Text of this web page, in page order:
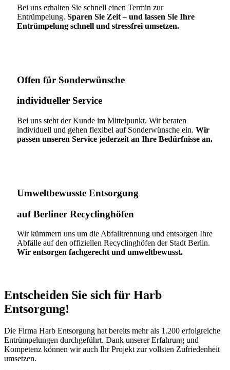
Bei uns erhalten Sie schnell einen Termin zur
Entrümpelung. Sparen Sie Zeit – und lassen Sie Ihre
Entrümpelung schnell und stressfrei umsetzen.
Offen für Sonderwünsche​
individueller Service
Bei uns steht der Kunde im Mittelpunkt. Wir beraten
individuell und gehen flexibel auf Sonderwünsche ein. Wir
passen unseren Service jederzeit an Ihre Bedürfnisse an.
Umweltbewusste Entsorgung
auf Berliner Recyclinghöfen​
Wir kümmern uns um die Abfalltrennung und entsorgen Ihre
Abfälle auf den offiziellen Recyclinghöfen der Stadt Berlin.
Wir entsorgen fachgerecht und umweltbewusst.
Entscheiden Sie sich für Harb
Entsorgung!​
Die Firma Harb Entsorgung hat bereits mehr als 1.200 erfolgreiche
Entrümpelungen durchgeführt. Dank unserer Erfahrung und
Kompetenz können wir auch Ihr Projekt zur vollsten Zufriedenheit
umsetzen.